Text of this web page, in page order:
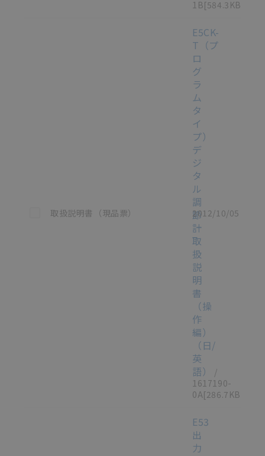
1B[584.3KB]
この資料を選択
取扱説明書（現品票）
E5CK-
T（プ
ロ
グ
ラ
ム
タ
イ
プ）
デ
ジ
タ
ル
調
節
計
取
扱
説
明
書
（操
作
編）
（日/
英
語）
/
1617190-
0A[286.7KB]
2012/10/05
E53
出
力